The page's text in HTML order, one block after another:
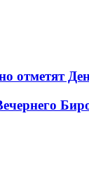
отметят